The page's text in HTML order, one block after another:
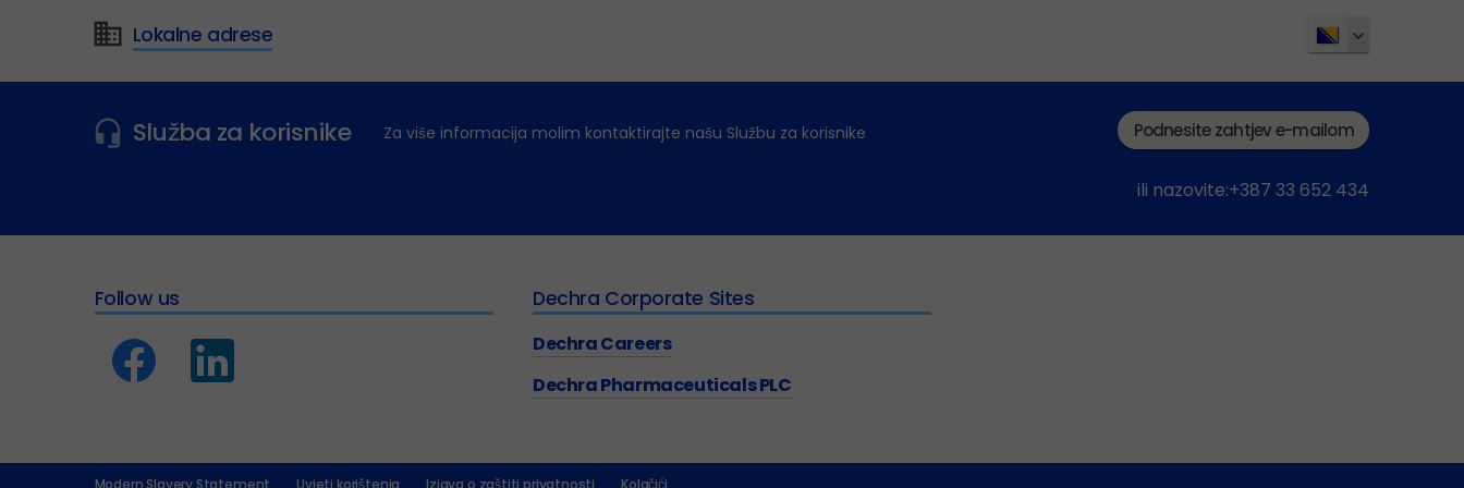
Lokalne adrese
Služba za korisnike Za više informacija molim kontaktirajte našu Službu za korisnike Podnesite zahtjev e-mailom
ili nazovite:+387 33 652 434
Follow us Dechra Corporate Sites
Dechra Careers
Dechra Pharmaceuticals PLC